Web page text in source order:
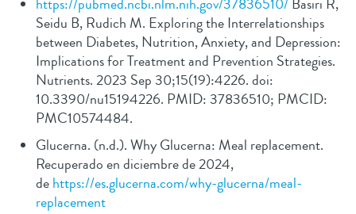
https://pubmed.ncbi.nlm.nih.gov/37836510/Basiri R,
Seidu B, Rudich M. Exploring the Interrelationships
between Diabetes, Nutrition, Anxiety, and Depression:
Implications for Treatment and Prevention Strategies.
Nutrients. 2023 Sep 30;15(19):4226. doi:
10.3390/nu15194226. PMID: 37836510; PMCID:
PMC10574484.
Glucerna. (n.d.). Why Glucerna: Meal replacement.
Recuperado en diciembre de 2024,
dehttps://es.glucerna.com/why-glucerna/meal-
replacement